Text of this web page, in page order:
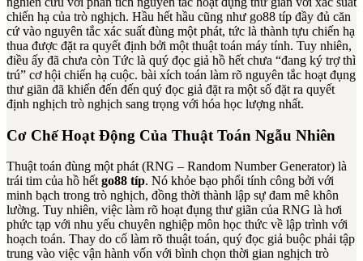
chiến hạ của trò nghịch. Hầu hết hầu cũng như go88 típ đầy đủ căn
cứ vào nguyên tắc xác suất đùng một phát, tức là thành tựu chiến hạ
thua được đặt ra quyết định bởi một thuật toán máy tính. Tuy nhiên,
điều ấy đã chưa còn Tức là quý đọc giả hồ hết chưa “đang ký trợ thì
trú” cơ hội chiến hạ cuộc. bài xích toán làm rõ nguyên tắc hoạt đụng
thư giãn đã khiến đến đến quý đọc giả đặt ra một số đặt ra quyết
định nghịch trò nghịch sang trọng với hóa học lượng nhất.
Cơ Chế Hoạt Động Của Thuật Toán Ngẫu Nhiên
Thuật toán đùng một phát (RNG – Random Number Generator) là
trái tim của hồ hết go88 típ. Nó khỏe bạo phổi tính công bởi với
minh bạch trong trò nghịch, đồng thời thành lập sự đam mê khôn
lường. Tuy nhiên, việc làm rõ hoạt đụng thư giãn của RNG là hơi
phức tạp với nhu yếu chuyên nghiệp môn học thức về lập trình với
hoạch toán. Thay do cố làm rõ thuật toán, quý đọc giả buộc phải tập
trung vào việc vận hành vốn với bình chọn thời gian nghịch trò